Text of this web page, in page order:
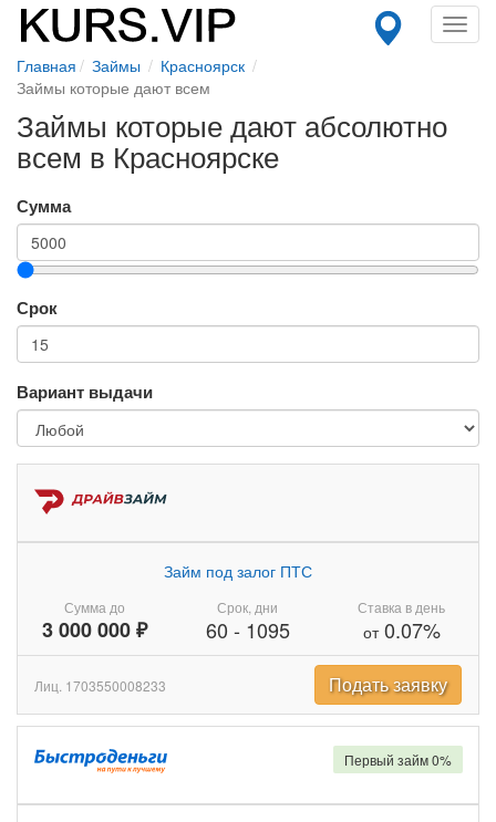
Главная Займы
Красноярск
Займы которые дают всем
Займы которые дают абсолютно
всем в Красноярске
Сумма
Срок
Вариант выдачи
Сумма до
3 000 000 ₽
Займ под залог ПТС
Срок, дни
60 - 1095
Ставка в день
от0.07%
Лиц. 1703550008233 Подать заявку
Первый займ 0%